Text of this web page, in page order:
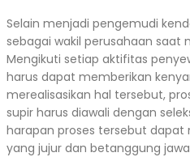
Selain menjadi pengemudi
sebagai wakil perusahaan saat
Mengikuti setiap aktifitas
harus dapat memberikan
merealisasikan hal tersebut,
supir harus diawali dengan
harapan proses tersebut dapat
yang jujur dan betanggung